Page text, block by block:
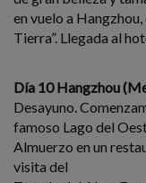
en vuelo a
Tierra”. Llegada al
Día 10 Hangzhou
Desayuno.
famoso Lago del
Almuerzo en un
visita del